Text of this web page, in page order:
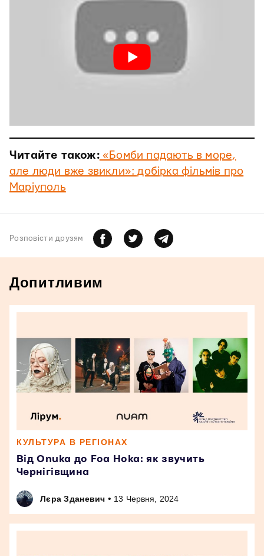
Читайте також:«Бомби падають в море,
але люди вже звикли»: добірка фільмів про
Маріуполь
Розповiсти друзям
Допитливим
КУЛЬТУРА В РЕГІОНАХ
Від Onuka до Foa Hoka: як звучить
Чернігівщина
Лєра Зданевич • 13 Червня, 2024